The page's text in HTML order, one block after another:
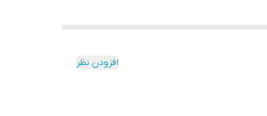
افزودن نظر